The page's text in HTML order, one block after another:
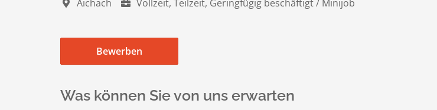
Aichach Vollzeit, Teilzeit, Geringfügig beschäftigt / Minijob
Bewerben
Was können Sie von uns erwarten